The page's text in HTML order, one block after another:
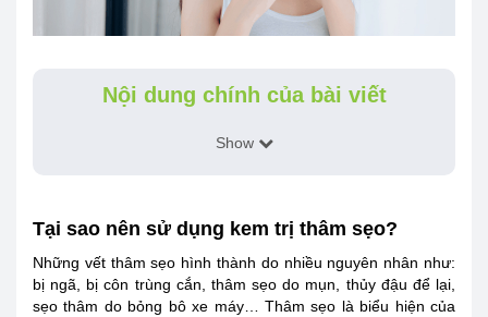
Nội dung chính của bài viết
Show
Tại sao nên sử dụng kem trị thâm sẹo?
Những vết thâm sẹo hình thành do nhiều nguyên nhân như:
bị ngã, bị côn trùng cắn, thâm sẹo do mụn, thủy đậu để lại,
sẹo thâm do bỏng bô xe máy… Thâm sẹo là biểu hiện của